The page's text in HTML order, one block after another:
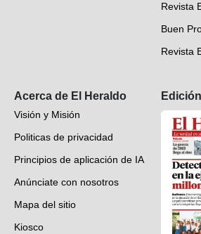
Revista
Buen
Revista
Acerca de El Heraldo
Visión y Misión
Politicas de privacidad
Principios de aplicación de IA
Anúnciate con nosotros
Mapa del sitio
Kiosco